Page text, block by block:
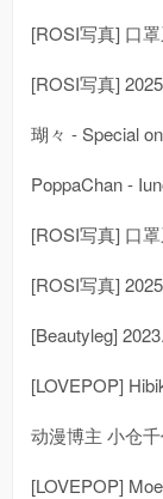
[ROSI写真] 口
[ROSI写真]
瑚々 - Special
PoppaChan -
[ROSI写真] 口
[ROSI写真]
[Beautyleg]
[LOVEPOP]
动漫博主 小仓
[LOVEPOP]